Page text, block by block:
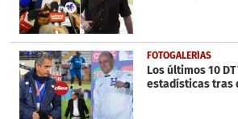
FOTOGALERÍAS
Los últimos 10
estadísticas tras